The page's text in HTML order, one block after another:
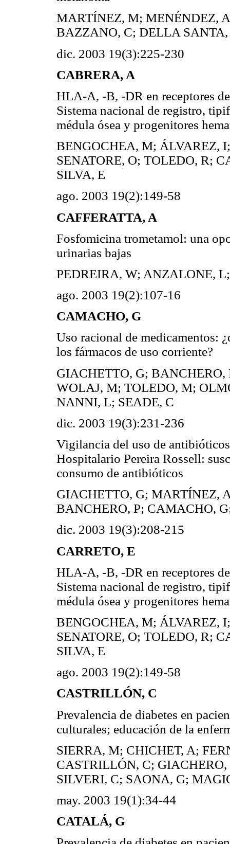
MARTÍNEZ, M; MENÉNDEZ,
BAZZANO, C; DELLA SANTA,
dic. 2003 19(3):225-230
CABRERA, A
HLA-A, -B, -DR en receptores
Sistema nacional de registro,
médula ósea y progenitores
BENGOCHEA, M; ÁLVAREZ,
SENATORE, O; TOLEDO, R;
SILVA, E
ago. 2003 19(2):149-58
CAFFERATTA, A
Fosfomicina trometamol: una
urinarias bajas
PEDREIRA, W; ANZALONE,
ago. 2003 19(2):107-16
CAMACHO, G
Uso racional de medicamentos:
los fármacos de uso corriente?
GIACHETTO, G;
WOLAJ, M; TOLEDO, M;
NANNI, L; SEADE, C
dic. 2003 19(3):231-236
Vigilancia del uso de
Hospitalario Pereira Rossell:
consumo de antibióticos
GIACHETTO, G; MARTÍNEZ,
BANCHERO, P; CAMACHO,
dic. 2003 19(3):208-215
CARRETO, E
HLA-A, -B, -DR en receptores
Sistema nacional de registro,
médula ósea y progenitores
BENGOCHEA, M; ÁLVAREZ,
SENATORE, O; TOLEDO, R;
SILVA, E
ago. 2003 19(2):149-58
CASTRILLÓN, C
Prevalencia de diabetes en
culturales; educación de la
SIERRA, M; CHICHET, A;
CASTRILLÓN, C;
SILVERI, C; SAONA, G;
may. 2003 19(1):34-44
CATALÁ, G